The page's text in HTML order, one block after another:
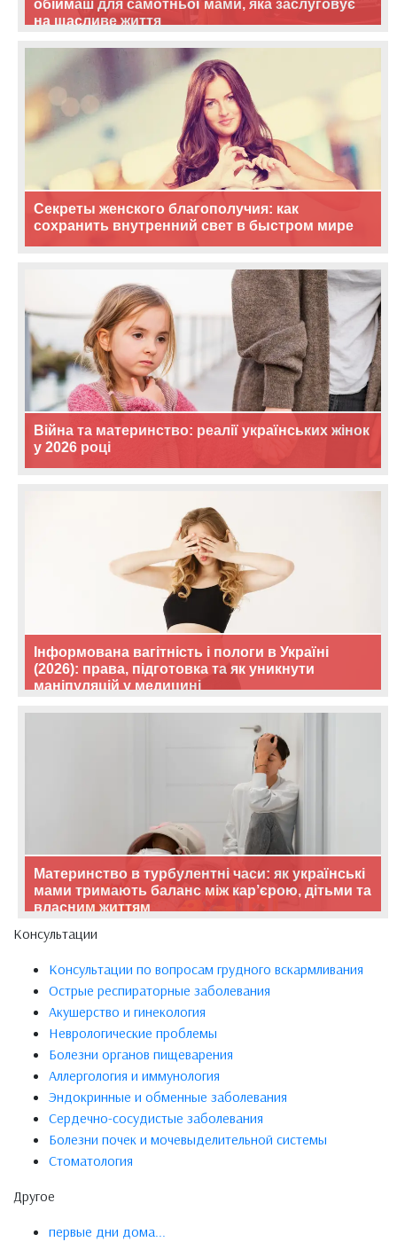
обіймаш для самотньої мами, яка заслуговує
на щасливе життя
Секреты женского благополучия: как
сохранить внутренний свет в быстром мире
Війна та материнство: реалії українських жінок
у 2026 році
Інформована вагітність і пологи в Україні
(2026): права, підготовка та як уникнути
маніпуляцій у медицині
Материнство в турбулентні часи: як українські
мами тримають баланс між кар’єрою, дітьми та
власним життям
Консультации
Консультации по вопросам грудного вскармливания
Острые респираторные заболевания
Акушерство и гинекология
Неврологические проблемы
Болезни органов пищеварения
Аллергология и иммунология
Эндокринные и обменные заболевания
Сердечно-сосудистые заболевания
Болезни почек и мочевыделительной системы
Стоматология
Другое
первые дни дома...